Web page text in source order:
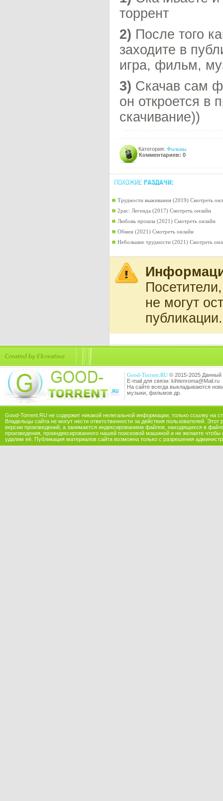
торрент
2) После того
заходите в
игра, фильм,
3) Скачав сам
он откроется в
скачивание))
Категория: Фильмы
Комментариев: 0
Трудности выживания (2019) Смотреть
2pac: Легенда (2017) Смотреть онлайн
Любовь прошла (2021) Смотреть онлайн
Обмен (2021) Смотреть онлайн
Небольшие трудности (2021) Смотреть
не могут
публикации.
Good-Torrent.RU © 2015-2025 Данный
E-mail для связи: kihtenroma@Mail.ru
На сайте всегда выкладываются
музыки, фильмов др.
Good-Torrent.RU не содержит никакой нелегальной информации, только ссылку на
Владельцы сайта не могут нести ответственности за действия пользователей.
версии произведений, а занимается индексированием файлов, находящихся в
произведения, проиндексированного нашей поисковой машиной и не желаете
удалим её. Публикация материалов сайта возможна только с разрешения